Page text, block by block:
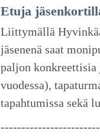
Etuja
Liittymällä
jäsenenä saat
paljon konkreettisia
vuodessa),
tapahtumissa sekä